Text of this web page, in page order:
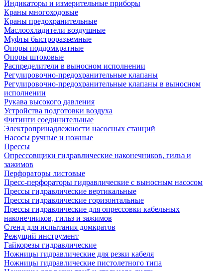
Индикаторы и измерительные приборы
Краны многоходовые
Краны предохранительные
Маслоохладители воздушные
Муфты быстроразъемные
Опоры поддомкратные
Опоры штоковые
Распределители в выносном исполнении
Регулировочно-предохранительные клапаны
Регулировочно-предохранительные клапаны в выносном
исполнении
Рукава высокого давления
Устройства подготовки воздуха
Фитинги соединительные
Электропринадлежности насосных станций
Насосы ручные и ножные
Прессы
Опрессовщики гидравлические наконечников, гильз и
зажимов
Перфораторы листовые
Пресс-перфораторы гидравлические с выносным насосом
Прессы гидравлические вертикальные
Прессы гидравлические горизонтальные
Прессы гидравлические для опрессовки кабельных
наконечников, гильз и зажимов
Стенд для испытания домкратов
Режущий инструмент
Гайкорезы гидравлические
Ножницы гидравлические для резки кабеля
Ножницы гидравлические пистолетного типа